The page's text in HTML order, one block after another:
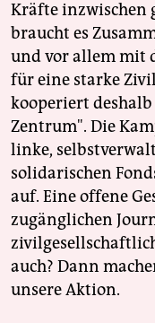
Kräfte inzwischen
braucht es
und vor allem mit
für eine starke
kooperiert
Zentrum". Die
linke,
solidarischen
auf. Eine offene
zugänglichen
auch? Dann
unsere Aktion.